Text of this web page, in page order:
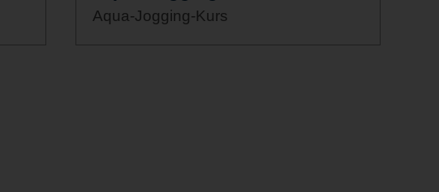
Aqua-Jogging-Kurs